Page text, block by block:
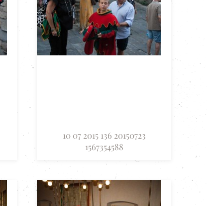
10 07 2015 136 20150723
1567354588